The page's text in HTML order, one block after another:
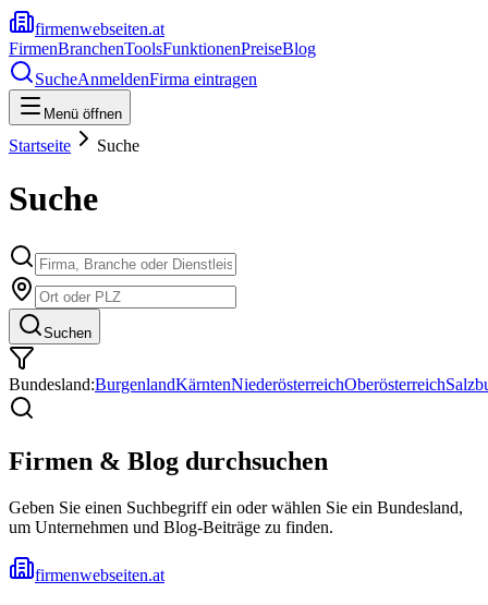
firmenwebseiten.at
FirmenBranchenToolsFunktionenPreiseBlog
SucheAnmeldenFirma eintragen
Menü öffnen
Startseite Suche
Suche
Suchen
Bundesland:BurgenlandKärntenNiederösterreichOberösterreich
Firmen & Blog durchsuchen
Geben Sie einen Suchbegriff ein oder wählen Sie ein Bundesland,
um Unternehmen und Blog-Beiträge zu finden.
firmenwebseiten.at